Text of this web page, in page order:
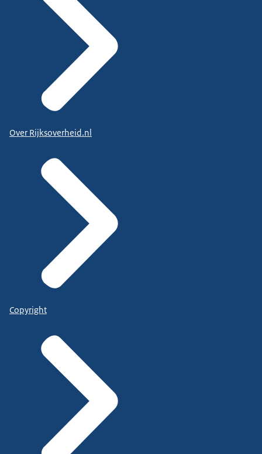
Over Rijksoverheid.nl
Copyright